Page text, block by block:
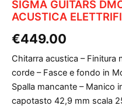
SIGMA GUITARS
ACUSTICA
€449.00
Chitarra acustica – Finitura
corde – Fasce e fondo in
Spalla mancante – Manico
capotasto 42,9 mm scala